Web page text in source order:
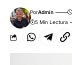
PorAdmin
5 Min Lectura